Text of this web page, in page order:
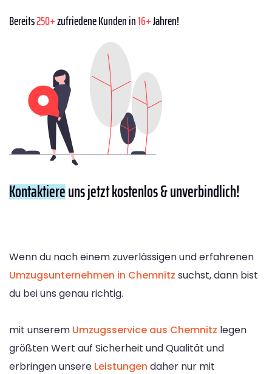
Bereits250+zufriedene Kunden in16+Jahren!
Kontaktiereuns jetzt kostenlos & unverbindlich!
Wenn du nach einem zuverlässigen und erfahrenen
Umzugsunternehmen in Chemnitz suchst, dann bist
du bei uns genau richtig.
mit unserem Umzugsservice aus Chemnitz legen
größten Wert auf Sicherheit und Qualität und
erbringen unsere Leistungen daher nur mit